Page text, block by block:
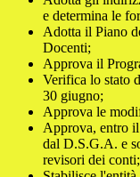
e determina le
Adotta il Piano
Docenti;
Approva il
Verifica lo stato
30 giugno;
Approva le
Approva, entro
dal D.S.G.A. e
revisori dei conti;